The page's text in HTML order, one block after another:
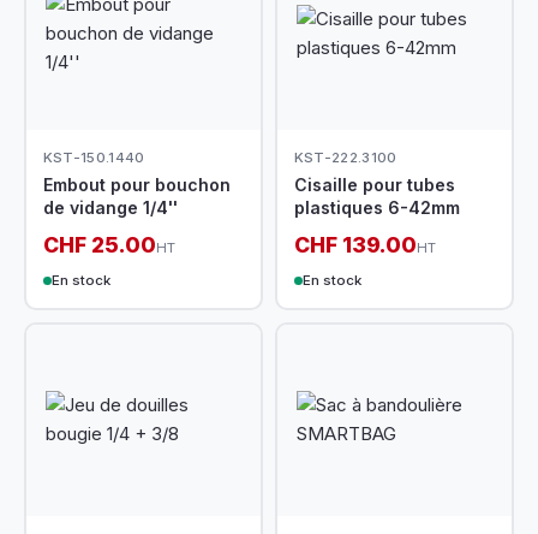
KST-150.1440
Embout pour bouchon
de vidange 1/4''
CHF 25.00HT
En stock
KST-222.3100
Cisaille pour tubes
plastiques 6-42mm
CHF 139.00HT
En stock